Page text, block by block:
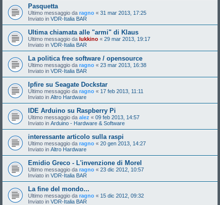
Pasquetta
Ultimo messaggio da ragno « 31 mar 2013, 17:25
Inviato in VDR-Italia BAR
Ultima chiamata alle "armi" di Klaus
Ultimo messaggio da lukkino « 29 mar 2013, 19:17
Inviato in VDR-Italia BAR
La politica free software / opensource
Ultimo messaggio da ragno « 23 mar 2013, 16:38
Inviato in VDR-Italia BAR
Ipfire su Seagate Dockstar
Ultimo messaggio da ragno « 17 feb 2013, 11:11
Inviato in Altro Hardware
IDE Arduino su Raspberry Pi
Ultimo messaggio da alez « 09 feb 2013, 14:57
Inviato in Arduino - Hardware & Software
interessante articolo sulla raspi
Ultimo messaggio da ragno « 20 gen 2013, 14:27
Inviato in Altro Hardware
Emidio Greco - L'invenzione di Morel
Ultimo messaggio da ragno « 23 dic 2012, 10:57
Inviato in VDR-Italia BAR
La fine del mondo...
Ultimo messaggio da ragno « 15 dic 2012, 09:32
Inviato in VDR-Italia BAR